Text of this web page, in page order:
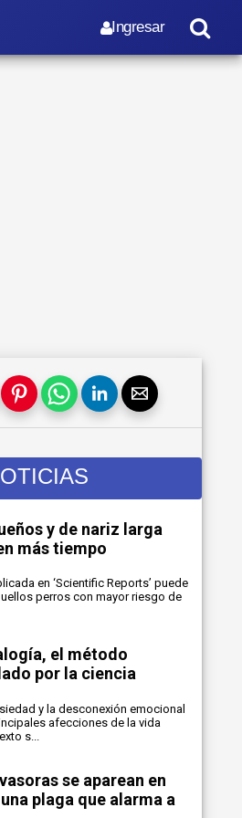
Ingresar
y de nariz larga
más tiempo
en ‘Scientific Reports’ puede
perros con mayor riesgo de
el método
por la ciencia
y la desconexión emocional
afecciones de la vida
s...
se aparean en
plaga que alarma a